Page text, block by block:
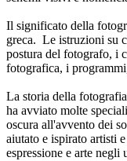
Il significato della
greca. Le istruzioni su
postura del fotografo, i
fotografica, i
La storia della
ha avviato molte
oscura all'avvento dei
aiutato e ispirato artisti
espressione e arte negli